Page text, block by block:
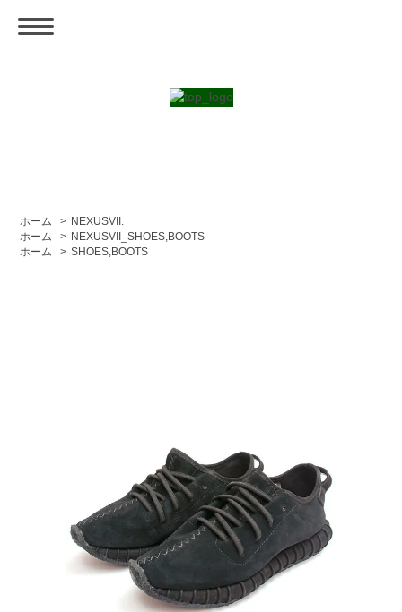
ホーム > NEXUSVII.
ホーム
> NEXUSVII_SHOES,BOOTS
ホーム
> SHOES,BOOTS